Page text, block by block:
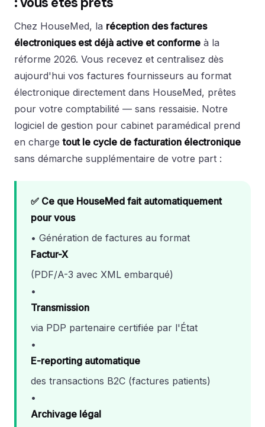
Chez HouseMed, la réception des factures
électroniques est déjà active et conforme à la
réforme 2026. Vous recevez et centralisez dès
aujourd'hui vos factures fournisseurs au format
électronique directement dans HouseMed, prêtes
pour votre comptabilité — sans ressaisie. Notre
logiciel de gestion pour cabinet paramédical prend
en chargetout le cycle de facturation électronique
sans démarche supplémentaire de votre part :
✅ Ce que HouseMed fait automatiquement
pour vous
• Génération de factures au format
Factur-X
(PDF/A-3 avec XML embarqué)
•
Transmission
via PDP partenaire certifiée par l'État
•
E-reporting automatique
des transactions B2C (factures patients)
•
Archivage légal